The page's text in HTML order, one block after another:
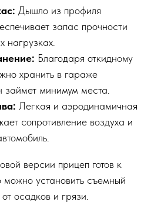
Дышло из профиля
запас прочности
нагрузках.
Благодаря откидному
хранить в гараже
займет минимум места.
Легкая и аэродинамичная
сопротивление воздуха и
версии прицеп готов к
можно установить съемный
осадков и грязи.